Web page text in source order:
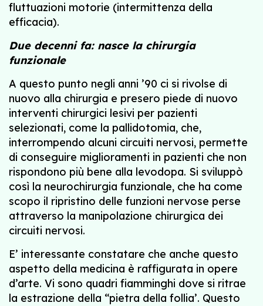
fluttuazioni motorie (intermittenza della
efficacia).
Due decenni fa: nasce la chirurgia
funzionale
A questo punto negli anni ’90 ci si rivolse di
nuovo alla chirurgia e presero piede di nuovo
interventi chirurgici lesivi per pazienti
selezionati, come la pallidotomia, che,
interrompendo alcuni circuiti nervosi, permette
di conseguire miglioramenti in pazienti che non
rispondono più bene alla levodopa. Si sviluppò
così la neurochirurgia funzionale, che ha come
scopo il ripristino delle funzioni nervose perse
attraverso la manipolazione chirurgica dei
circuiti nervosi.
E’ interessante constatare che anche questo
aspetto della medicina è raffigurata in opere
d’arte. Vi sono quadri fiamminghi dove si ritrae
la estrazione della “pietra della follia’. Questo